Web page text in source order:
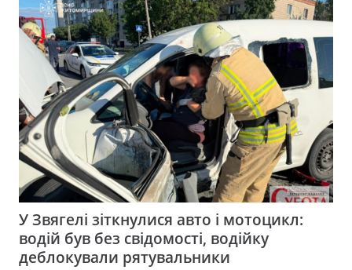
У Звягелі зіткнулися авто і мотоцикл:
водій був без свідомості, водійку
деблокували рятувальники